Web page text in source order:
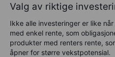
Valg av riktige
Ikke alle investeringer er like
med enkel rente, som
produkter med renters rente,
åpner for større vekstpotensial.